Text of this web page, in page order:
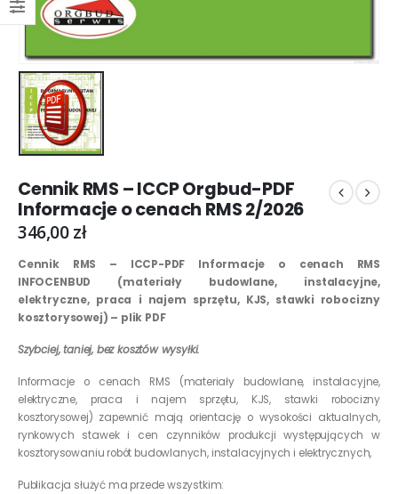
Cennik RMS – ICCP Orgbud-PDF
Informacje o cenach RMS 2/2026
346,00zł
Cennik RMS – ICCP-PDF Informacje o cenach RMS
INFOCENBUD (materiały budowlane, instalacyjne,
elektryczne, praca i najem sprzętu, KJS, stawki robocizny
kosztorysowej) – plik PDF
Szybciej, taniej, bez kosztów wysyłki.
Informacje o cenach RMS (materiały budowlane, instalacyjne,
elektryczne, praca i najem sprzętu, KJS, stawki robocizny
kosztorysowej) zapewnić mają orientację o wysokości aktualnych,
rynkowych stawek i cen czynników produkcji występujących w
kosztorysowaniu robót budowlanych, instalacyjnych i elektrycznych,
Publikacja służyć ma przede wszystkim: